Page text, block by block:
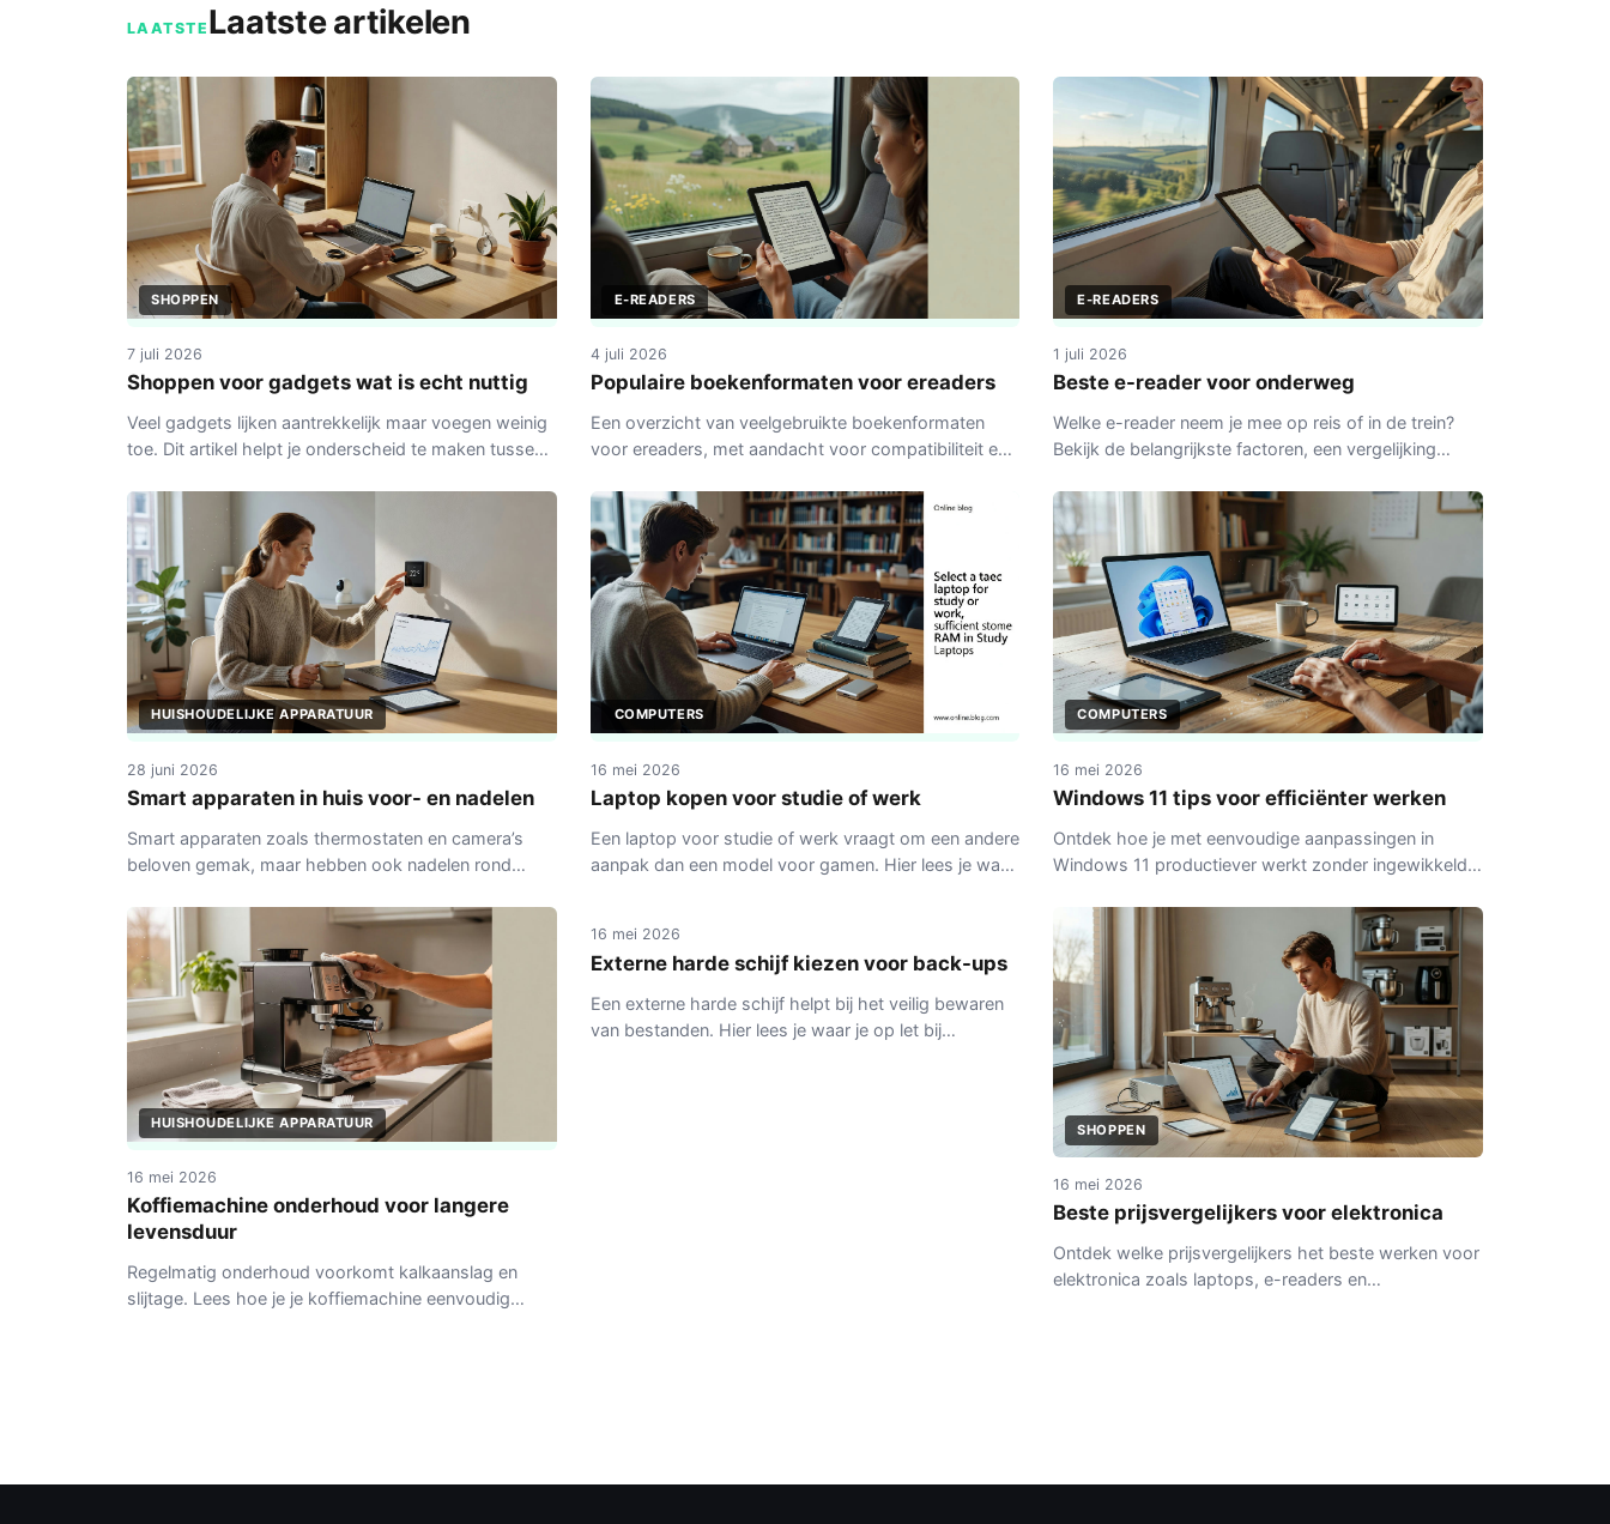
LAATSTE Laatste artikelen
SHOPPEN
7 juli 2026
Shoppen voor gadgets wat is echt nuttig
Veel gadgets lijken aantrekkelijk maar voegen weinig
toe. Dit artikel helpt je onderscheid te maken tussen
E-READERS
4 juli 2026
Populaire boekenformaten voor ereaders
Een overzicht van veelgebruikte boekenformaten
voor ereaders, met aandacht voor compatibiliteit en
E-READERS
1 juli 2026
Beste e-reader voor onderweg
Welke e-reader neem je mee op reis of in de trein?
Bekijk de belangrijkste factoren, een vergelijking
onderweg.
HUISHOUDELIJKE APPARATUUR
28 juni 2026
Smart apparaten in huis voor- en nadelen
Smart apparaten zoals thermostaten en camera’s
beloven gemak, maar hebben ook nadelen rond
voor Nederlandse huishoudens.
COMPUTERS
16 mei 2026
Laptop kopen voor studie of werk
Een laptop voor studie of werk vraagt om een andere
aanpak dan een model voor gamen. Hier lees je waar
COMPUTERS
16 mei 2026
Windows 11 tips voor efficiënter werken
Ontdek hoe je met eenvoudige aanpassingen in
Windows 11 productiever werkt zonder ingewikkelde
HUISHOUDELIJKE APPARATUUR
16 mei 2026
Koffiemachine onderhoud voor langere
levensduur
Regelmatig onderhoud voorkomt kalkaanslag en
slijtage. Lees hoe je je koffiemachine eenvoudig
COMPUTERS
16 mei 2026
Externe harde schijf kiezen voor back-ups
Een externe harde schijf helpt bij het veilig bewaren
van bestanden. Hier lees je waar je op let bij
SHOPPEN
16 mei 2026
Beste prijsvergelijkers voor elektronica
Ontdek welke prijsvergelijkers het beste werken voor
elektronica zoals laptops, e-readers en